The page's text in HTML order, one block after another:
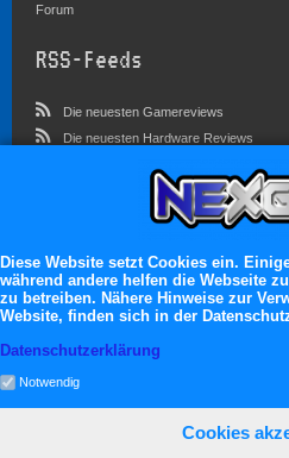
Forum
RSS-Feeds
Die neuesten Gamereviews
Die neuesten Hardware Reviews
Im Forum sind zur Zeit 4546 Benutzer
Es erwarten dich:
13.119 registrierte Mitglieder
71.048 Themen
Diese Website setzt Cookies ein.
während andere helfen die Webseite
zu betreiben. Nähere Hinweise zur
Website, finden sich in der
Datenschutzerklärung
Notwendig
Cookies